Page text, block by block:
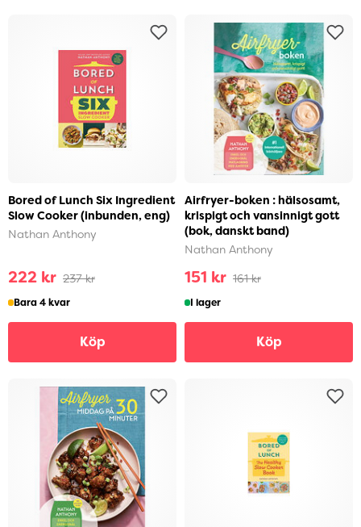
Bored of Lunch Six Ingredient
Slow Cooker (inbunden, eng)
Nathan Anthony
222 kr 237 kr
Bara 4 kvar
Köp
Airfryer-boken : hälsosamt,
krispigt och vansinnigt gott
(bok, danskt band)
Nathan Anthony
151 kr 161 kr
I lager
Köp